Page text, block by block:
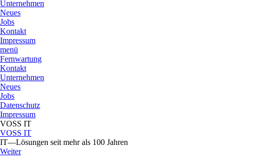
Unternehmen
Neues
Jobs
Kontakt
Impressum
menü
Fernwartung
Kontakt
Unternehmen
Neues
Jobs
Datenschutz
Impressum
VOSS IT
VOSS IT
IT—Lösungen seit mehr als 100 Jahren
Weiter